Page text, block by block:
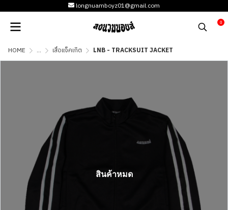
longnuamboyz01@gmail.com
0
HOME ... เสื้อแจ็คเก๊ต LNB - TRACKSUIT JACKET
สินค้าหมด